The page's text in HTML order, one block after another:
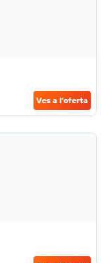
Ves a l'oferta